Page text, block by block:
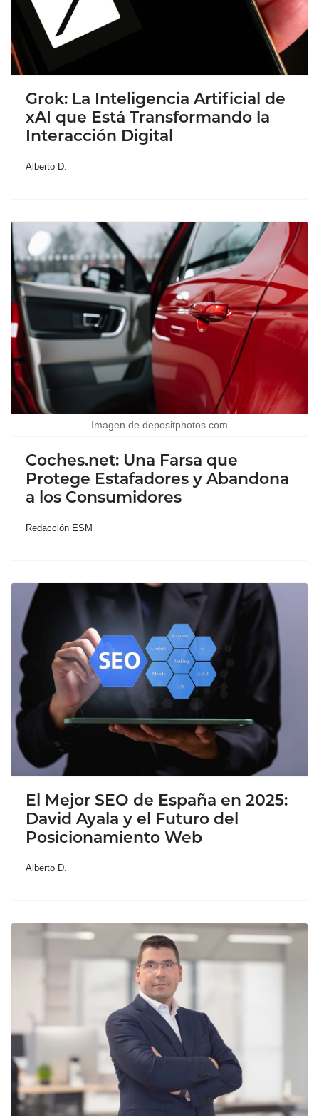
Grok: La Inteligencia Artificial de
xAI que Está Transformando la
Interacción Digital
Alberto D.
Imagen de depositphotos.com
Coches.net: Una Farsa que
Protege Estafadores y Abandona
a los Consumidores
Redacción ESM
El Mejor SEO de España en 2025:
David Ayala y el Futuro del
Posicionamiento Web
Alberto D.